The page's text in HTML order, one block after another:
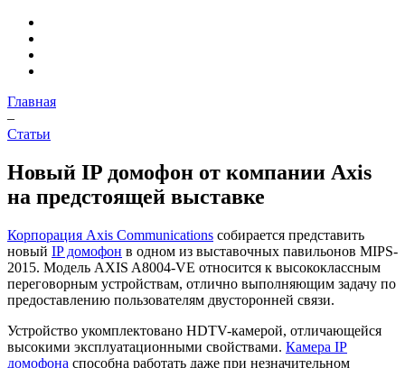
Главная
–
Статьи
Новый IP домофон от компании Axis
на предстоящей выставке
Корпорация Axis Communications собирается представить
новый IP домофон в одном из выставочных павильонов MIPS-
2015. Модель AXIS A8004-VE относится к высококлассным
переговорным устройствам, отлично выполняющим задачу по
предоставлению пользователям двусторонней связи.
Устройство укомплектовано HDTV-камерой, отличающейся
высокими эксплуатационными свойствами. Камера IP
домофона способна работать даже при незначительном